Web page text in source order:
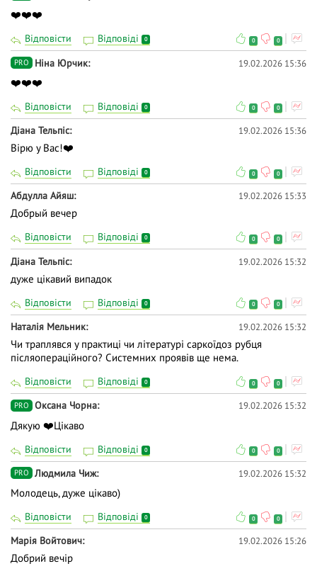
❤️❤️❤️
Відповісти Відповіді 0 0 0
PRO Ніна Юрчик 19.02.2026 15:36
❤️❤️❤️
Відповісти Відповіді 0 0 0
Діана Тельпіс 19.02.2026 15:36
Вірю у Вас!❤️
Відповісти Відповіді 0 0 0
Абдулла Айяш 19.02.2026 15:33
Добрый вечер
Відповісти Відповіді 0 0 0
Діана Тельпіс 19.02.2026 15:32
дуже цікавий випадок
Відповісти Відповіді 0 0 0
Наталія Мельник 19.02.2026 15:32
Чи траплявся у практиці чи літературі саркоїдоз рубця
післяопераційного? Системних проявів ще нема.
Відповісти Відповіді 0 0 0
PRO Оксана Чорна 19.02.2026 15:32
Дякую ❤️Цікаво
Відповісти Відповіді 0 0 0
PRO Людмила Чиж 19.02.2026 15:32
Молодець, дуже цікаво)
Відповісти Відповіді 0 0 0
Марія Войтович 19.02.2026 15:26
Добрий вечір